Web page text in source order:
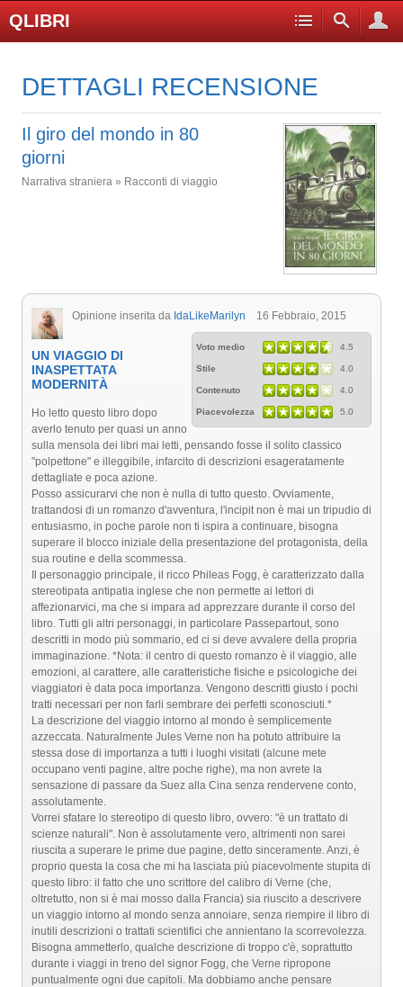
QLIBRI
DETTAGLI RECENSIONE
Il giro del mondo in 80
giorni
Narrativa straniera » Racconti di viaggio
Opinione inserita da IdaLikeMarilyn 16 Febbraio, 2015
Voto medio 4.5
Stile 4.0
Contenuto 4.0
Piacevolezza 5.0
UN VIAGGIO DI
INASPETTATA
MODERNITÀ
Ho letto questo libro dopo
averlo tenuto per quasi un anno
sulla mensola dei libri mai letti, pensando fosse il solito classico
"polpettone" e illeggibile, infarcito di descrizioni esageratamente
dettagliate e poca azione.
Posso assicurarvi che non è nulla di tutto questo. Ovviamente,
trattandosi di un romanzo d'avventura, l'incipit non è mai un tripudio di
entusiasmo, in poche parole non ti ispira a continuare, bisogna
superare il blocco iniziale della presentazione del protagonista, della
sua routine e della scommessa.
Il personaggio principale, il ricco Phileas Fogg, è caratterizzato dalla
stereotipata antipatia inglese che non permette ai lettori di
affezionarvici, ma che si impara ad apprezzare durante il corso del
libro. Tutti gli altri personaggi, in particolare Passepartout, sono
descritti in modo più sommario, ed ci si deve avvalere della propria
immaginazione. *Nota: il centro di questo romanzo è il viaggio, alle
emozioni, al carattere, alle caratteristiche fisiche e psicologiche dei
viaggiatori è data poca importanza. Vengono descritti giusto i pochi
tratti necessari per non farli sembrare dei perfetti sconosciuti.*
La descrizione del viaggio intorno al mondo è semplicemente
azzeccata. Naturalmente Jules Verne non ha potuto attribuire la
stessa dose di importanza a tutti i luoghi visitati (alcune mete
occupano venti pagine, altre poche righe), ma non avrete la
sensazione di passare da Suez alla Cina senza rendervene conto,
assolutamente.
Vorrei sfatare lo stereotipo di questo libro, ovvero: "è un trattato di
scienze naturali". Non è assolutamente vero, altrimenti non sarei
riuscita a superare le prime due pagine, detto sinceramente. Anzi, è
proprio questa la cosa che mi ha lasciata più piacevolmente stupita di
questo libro: il fatto che uno scrittore del calibro di Verne (che,
oltretutto, non si è mai mosso dalla Francia) sia riuscito a descrivere
un viaggio intorno al mondo senza annoiare, senza riempire il libro di
inutili descrizioni o trattati scientifici che annientano la scorrevolezza.
Bisogna ammetterlo, qualche descrizione di troppo c'è, soprattutto
durante i viaggi in treno del signor Fogg, che Verne ripropone
puntualmente ogni due capitoli. Ma dobbiamo anche pensare